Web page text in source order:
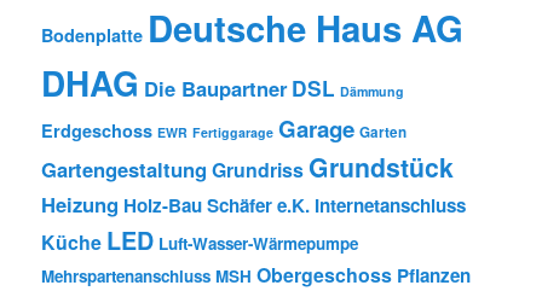
Bodenplatte Deutsche Haus AG
DHAG Die Baupartner DSL Dämmung
Erdgeschoss EWR Fertiggarage Garage Garten
Gartengestaltung Grundriss Grundstück
Heizung Holz-Bau Schäfer e.K. Internetanschluss
Küche LED Luft-Wasser-Wärmepumpe
Mehrspartenanschluss MSH Obergeschoss Pflanzen